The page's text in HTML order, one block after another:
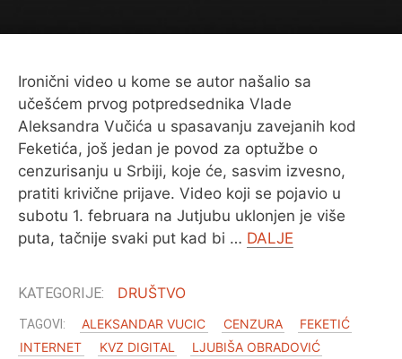
Ironični video u kome se autor našalio sa
učešćem prvog potpredsednika Vlade
Aleksandra Vučića u spasavanju zavejanih kod
Feketića, još jedan je povod za optužbe o
cenzurisanju u Srbiji, koje će, sasvim izvesno,
pratiti krivične prijave. Video koji se pojavio u
subotu 1. februara na Jutjubu uklonjen je više
puta, tačnije svaki put kad bi … DALJE
DRUŠTVO
ALEKSANDAR VUCIC CENZURA
FEKETIĆ
INTERNET
KVZ DIGITAL
LJUBIŠA OBRADOVIĆ